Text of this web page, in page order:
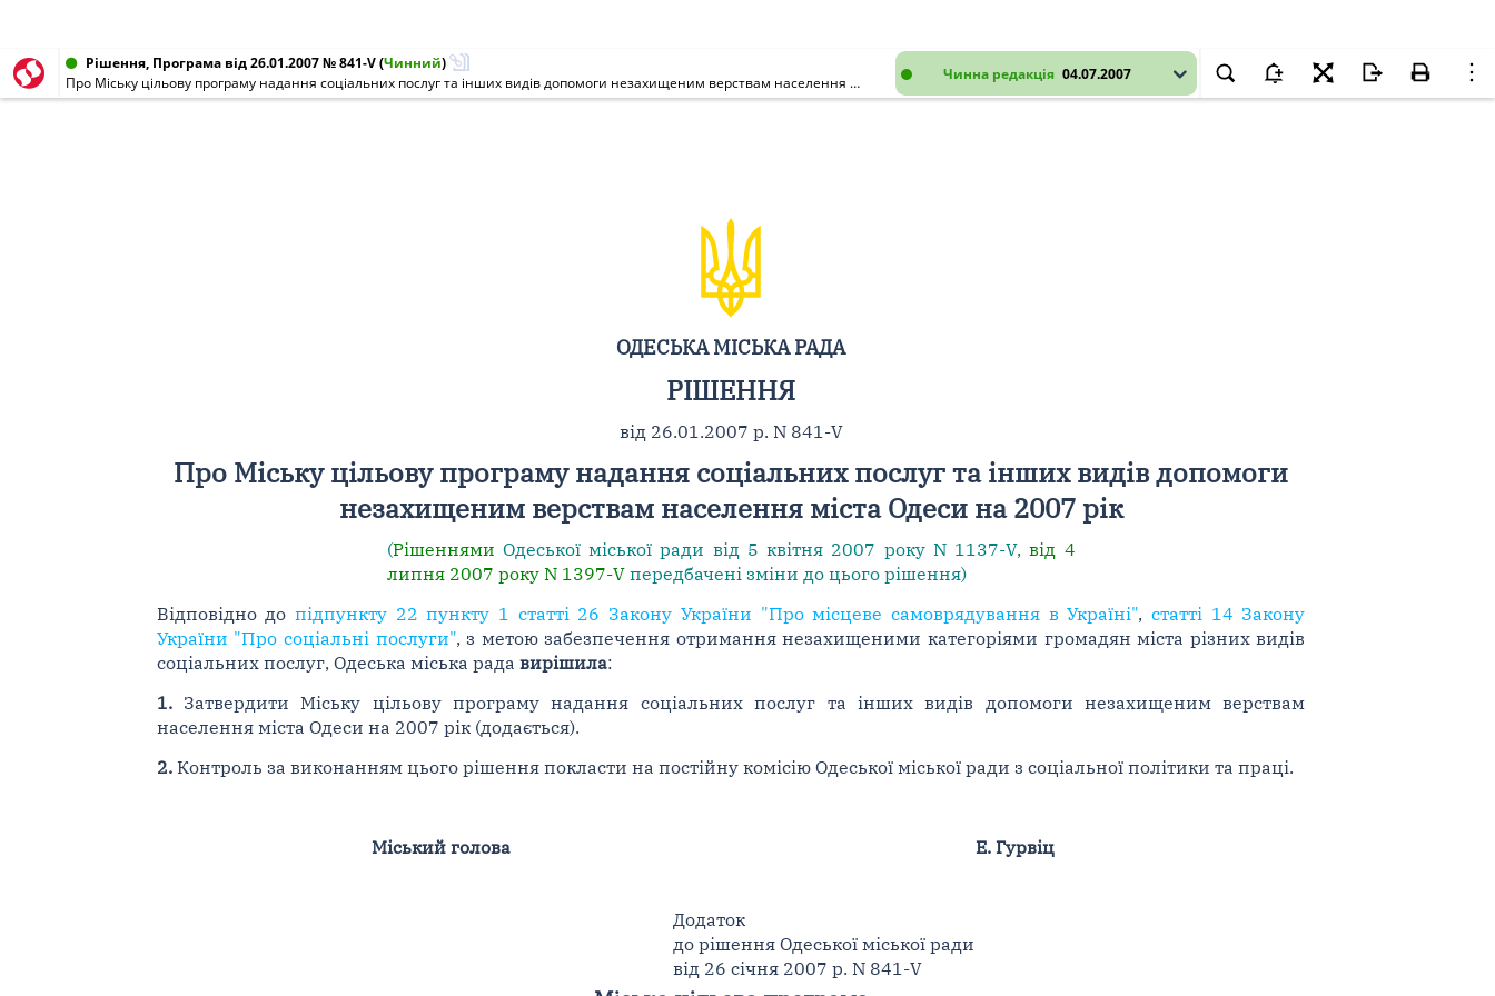
Чинна редакція 04.07.2007
Рішення, Програма від 26.01.2007 № 841-V(Чинний)
Про Міську цільову програму надання соціальних послуг та інших видів допомоги незахищеним верствам населення міста Одеси на 2007 рік
ОДЕСЬКА МІСЬКА РАДА
РІШЕННЯ
від 26.01.2007 р. N 841-V
Про Міську цільову програму надання соціальних послуг та інших видів допомоги
незахищеним верствам населення міста Одеси на 2007 рік
(Рішеннями Одеської міської ради від 5 квітня 2007 року N 1137-V, від 4
липня 2007 року N 1397-V передбачені зміни до цього рішення)
Відповідно допідпункту 22 пункту 1 статті 26 Закону України "Про місцеве самоврядування в Україні", статті 14 Закону
України "Про соціальні послуги", з метою забезпечення отримання незахищеними категоріями громадян міста різних видів
соціальних послуг, Одеська міська рада вирішила:
1.Затвердити Міську цільову програму надання соціальних послуг та інших видів допомоги незахищеним верствам
населення міста Одеси на 2007 рік (додається).
2.Контроль за виконанням цього рішення покласти на постійну комісію Одеської міської ради з соціальної політики та праці.
Міський голова Е. Гурвіц
Додаток
до рішення Одеської міської ради
від 26 січня 2007 р. N 841-V